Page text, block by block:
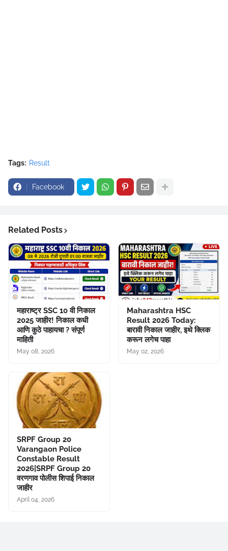
Tags: Result
Facebook
Related Posts
महाराष्ट्र SSC 10 वी निकाल
2025 जाहीर! निकाल कधी
आणि कुठे पाहायचा ? संपूर्ण
माहिती
May 08, 2026
Maharashtra HSC
Result 2026 Today:
बारावी निकाल जाहीर, इथे क्लिक
करून लगेच पाहा
May 02, 2026
SRPF Group 20
Varangaon Police
Constable Result
2026|SRPF Group 20
वरणगाव पोलीस शिपाई निकाल
जाहीर
April 04, 2026